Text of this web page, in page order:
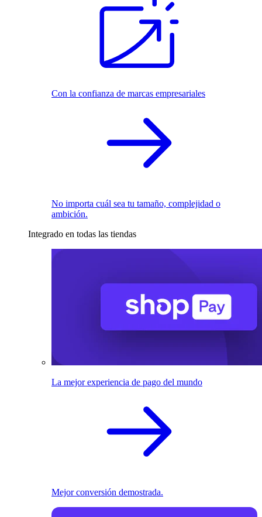
Con la confianza de marcas empresariales
No importa cuál sea tu tamaño, complejidad o
ambición.
Integrado en todas las tiendas
La mejor experiencia de pago del mundo
Mejor conversión demostrada.